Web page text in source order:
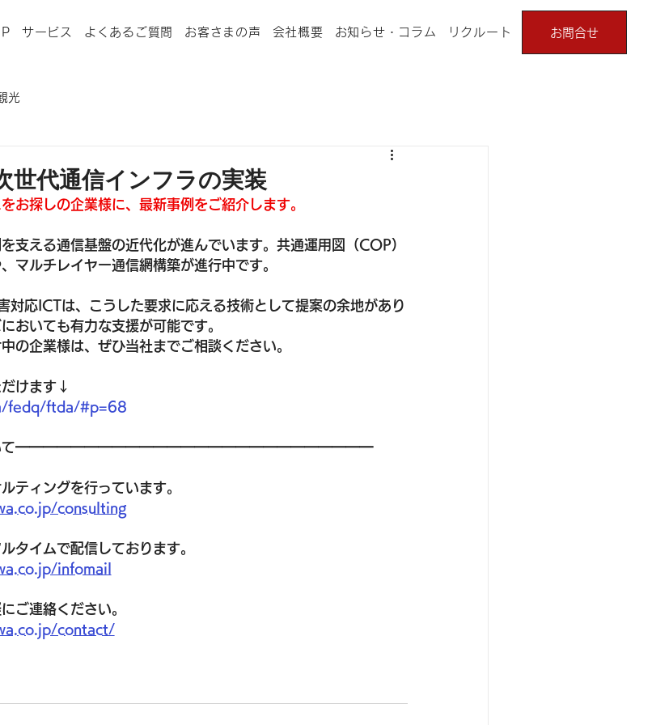
サービス よくあるご質問 お客さまの声 会社概要 お知らせ・コラム リクルート お問合せ
光
世代通信インフラの実装
お探しの企業様に、最新事例をご紹介します。
支える通信基盤の近代化が進んでいます。共通運用図（COP）
マルチレイヤー通信網構築が進行中です。
対応ICTは、こうした要求に応える技術として提案の余地があり
おいても有力な支援が可能です。
の企業様は、ぜひ当社までご相談ください。
だけます↓
fedq/ftda/#p=68
について━━━━━━━━━━━━━━━━━━━━━━━━━━
ティングを行っています。
consulting
タイムで配信しております。
infomail
ご連絡ください。
contact/